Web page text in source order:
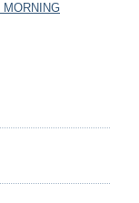
MORNING